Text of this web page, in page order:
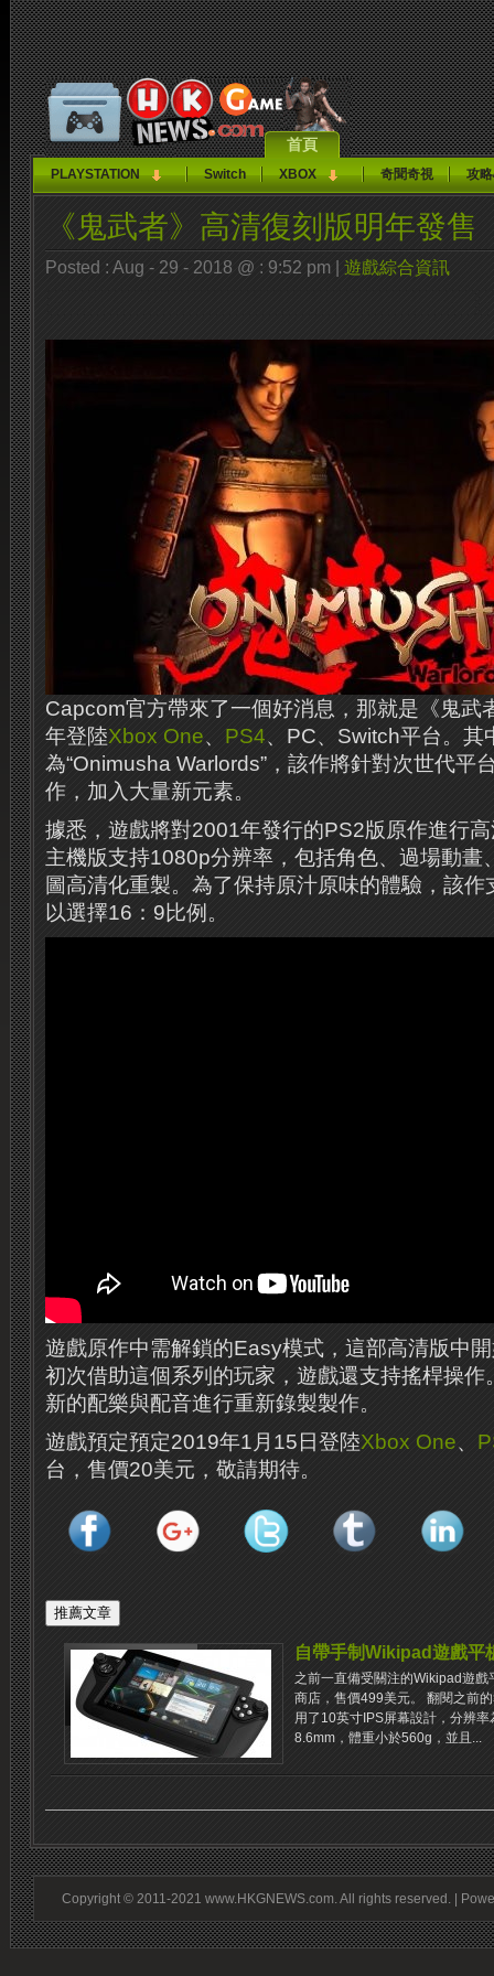
首頁
PLAYSTATION Switch XBOX 奇聞奇視 攻
《鬼武者》高清復刻版明年發售
Posted : Aug - 29 - 2018 @ : 9:52 pm | 遊戲綜合資訊
Capcom官方帶來了一個好消息，那就是《鬼武
年登陸Xbox One、 PS4、PC、Switch平台。其
為“Onimusha Warlords”，該作將針對次世代平
作，加入大量新元素。
據悉，遊戲將對2001年發行的PS2版原作進行
主機版支持1080p分辨率，包括角色、過場動畫
圖高清化重製。為了保持原汁原味的體驗，該
以選擇16：9比例。
遊戲原作中需解鎖的Easy模式，這部高清版中
初次借助這個系列的玩家，遊戲還支持搖桿操作
新的配樂與配音進行重新錄製製作。
遊戲預定預定2019年1月15日登陸Xbox One、
台，售價20美元，敬請期待。
自帶手制Wikipad遊戲平
之前一直備受關注的Wikipad遊
商店，售價499美元。 翻閱之前
用了10英寸IPS屏幕設計，分辨
8.6mm，體重小於560g，並且...
Copyright © 2011-2021 www.HKGNEWS.com. All rights reserved. |